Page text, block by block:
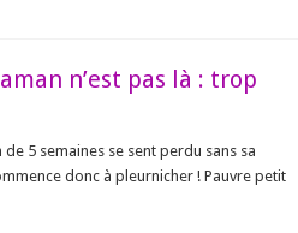
n’est pas là : trop
5 semaines se sent perdu sans sa
donc à pleurnicher ! Pauvre petit